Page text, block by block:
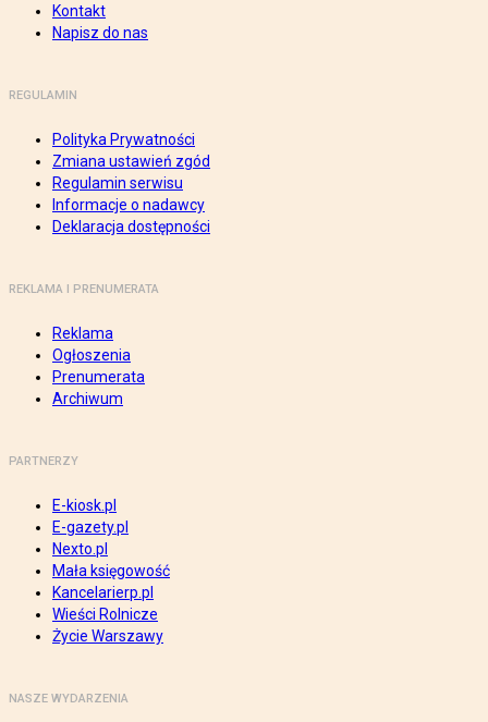
Kontakt
Napisz do nas
REGULAMIN
Polityka Prywatności
Zmiana ustawień zgód
Regulamin serwisu
Informacje o nadawcy
Deklaracja dostępności
REKLAMA I PRENUMERATA
Reklama
Ogłoszenia
Prenumerata
Archiwum
PARTNERZY
E-kiosk.pl
E-gazety.pl
Nexto.pl
Mała księgowość
Kancelarierp.pl
Wieści Rolnicze
Życie Warszawy
NASZE WYDARZENIA